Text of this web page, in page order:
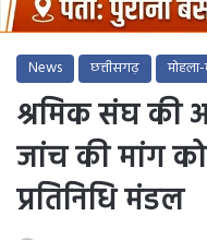
News छत्तीसगढ़
श्रमिक संघ की
जांच की मांग
प्रतिनिधि मंडल